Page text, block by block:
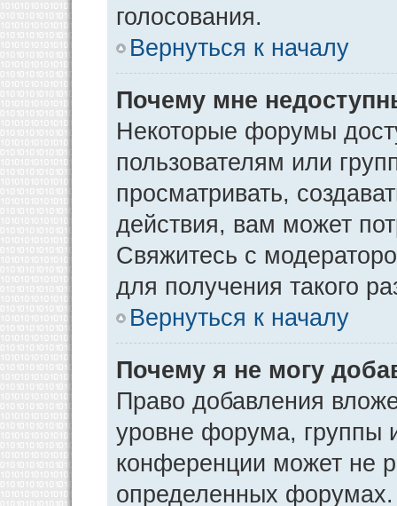
голосования.
Вернуться к началу
Почему мне
Некоторые форумы
пользователям или
просматривать,
действия, вам может
Свяжитесь с
для получения такого
Вернуться к началу
Почему я не могу
Право добавления
уровне форума, группы
конференции может не
определенных